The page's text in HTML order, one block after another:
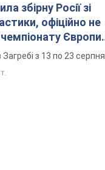
збірну Росії зі
офіційно не
Європи
з 13 по 23 серпня